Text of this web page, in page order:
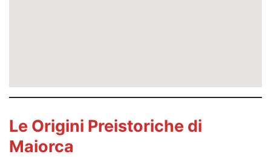
Le Origini Preistoriche di
Maiorca